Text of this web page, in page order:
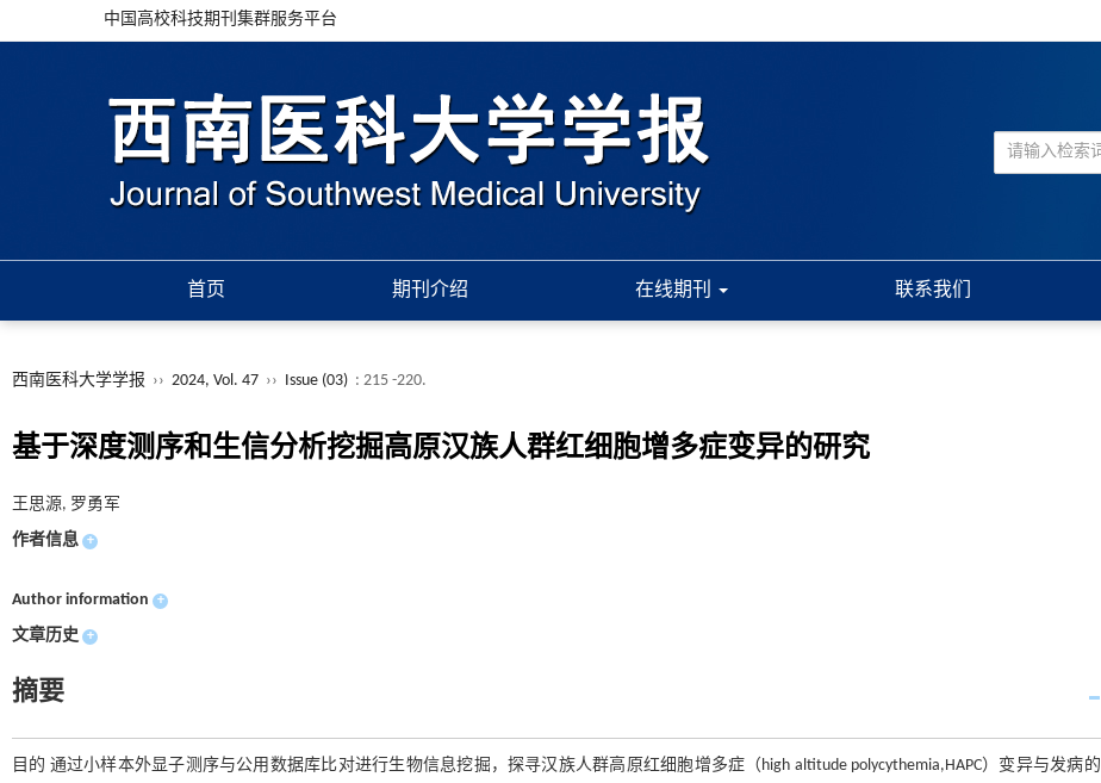
中国高校科技期刊集群服务平台
首页 期刊介绍 在线期刊 联系我们
西南医科大学学报 ›› 2024, Vol. 47 ›› Issue (03) : 215 -220.
基于深度测序和生信分析挖掘高原汉族人群红细胞增多症变异的研究
王思源, 罗勇军
作者信息 +
Author information +
文章历史 +
摘要
目的 通过小样本外显子测序与公用数据库比对进行生物信息挖掘，探寻汉族人群高原红细胞增多症（high altitude polycythemia,HAPC）变异与发病的